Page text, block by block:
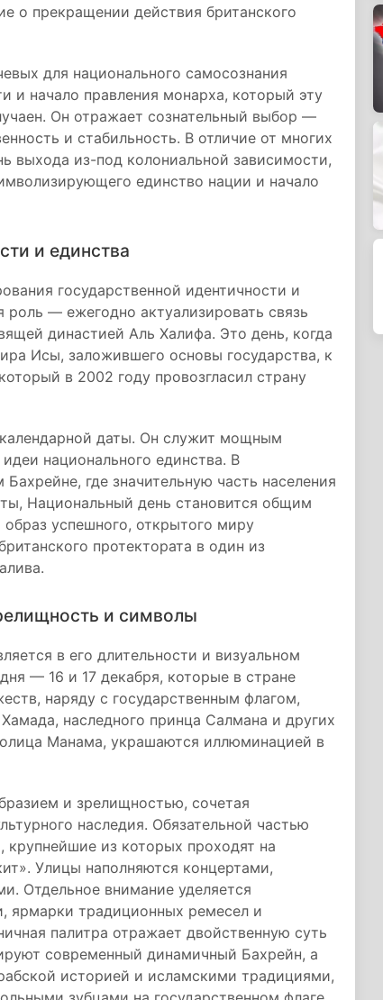
о прекращении действия британского
для национального самосознания
и начало правления монарха, который эту
Он отражает сознательный выбор —
и стабильность. В отличие от многих
выхода из-под колониальной зависимости,
единство нации и начало
и единства
государственной идентичности и
роль — ежегодно актуализировать связь
династией Аль Халифа. Это день, когда
Исы, заложившего основы государства, к
в 2002 году провозгласил страну
даты. Он служит мощным
национального единства. В
где значительную часть населения
Национальный день становится общим
успешного, открытого миру
протектората в один из
и символы
в его длительности и визуальном
— 16 и 17 декабря, которые в стране
наряду с государственным флагом,
наследного принца Салмана и других
Манама, украшаются иллюминацией в
и зрелищностью, сочетая
наследия. Обязательной частью
из которых проходят на
Улицы наполняются концертами,
Отдельное внимание уделяется
ярмарки традиционных ремесел и
палитра отражает двойственную суть
современный динамичный Бахрейн, а
историей и исламскими традициями,